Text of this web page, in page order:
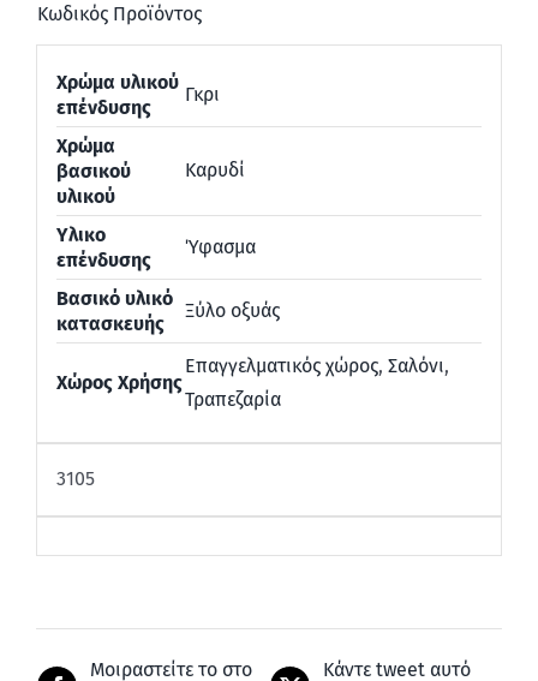
Κωδικός Προϊόντος
Χρώμα υλικού
επένδυσης
Γκρι
Χρώμα
βασικού
υλικού
Καρυδί
Υλικο
επένδυσης
Ύφασμα
Βασικό υλικό
κατασκευής
Ξύλο οξυάς
Χώρος Χρήσης
Επαγγελματικός χώρος, Σαλόνι,
Τραπεζαρία
3105
Μοιραστείτε το στο Κάντε tweet αυτό